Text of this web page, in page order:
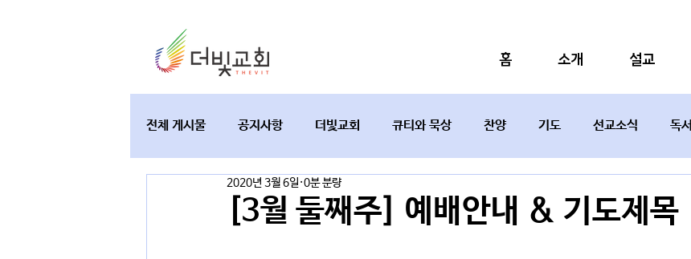
홈 소개 설교
전체 게시물 공지사항 더빛교회 큐티와 묵상 찬양 기도 선교소식 독서
교육과 테필린 토요가정예배
[3월 둘째주] 예배안내 & 기도제목
2020년 3월 6일 0분 분량